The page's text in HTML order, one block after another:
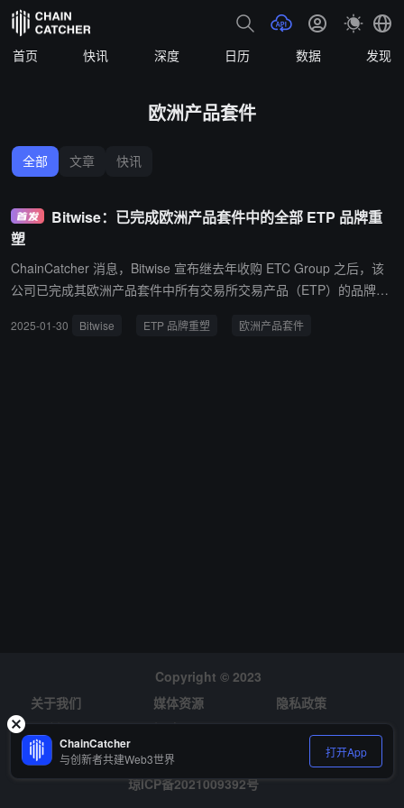
首页 快讯 深度 日历 数据 发现
欧洲产品套件
全部 文章 快讯
Bitwise：已完成欧洲产品套件中的全部 ETP 品牌重
塑
ChainCatcher 消息，Bitwise 宣布继去年收购 ETC Group 之后，该
公司已完成其欧洲产品套件中所有交易所交易产品（ETP）的品牌重
1)、Bitwise Ethereum Staking ETP (ET32)、Bitwise MSCI Digital A
2025-01-30 Bitwise ETP 品牌重塑 欧洲产品套件
Copyright © 2023
关于我们
媒体资源
隐私政策
风险提示
招聘
琼ICP备2021009392号
ChainCatcher
与创新者共建Web3世界 打开App